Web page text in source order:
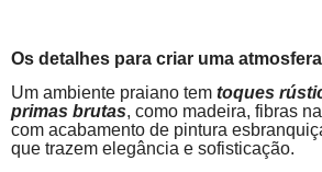
Os detalhes para criar uma
Um ambiente praiano tem toques
primas brutas, como madeira, fibras
com acabamento de pintura
que trazem elegância e sofisticação.